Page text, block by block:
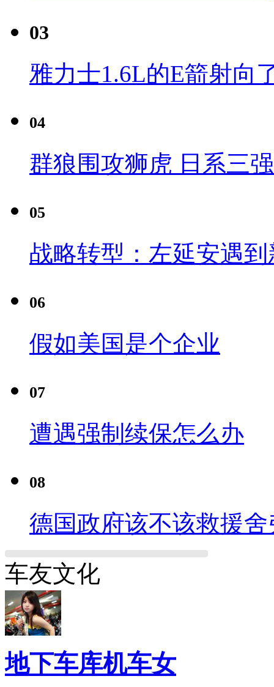
03
雅力士1.6L的E箭射向
04
群狼围攻狮虎 日系三
05
战略转型：左延安遇
06
假如美国是个企业
07
遭遇强制续保怎么办
08
德国政府该不该救援舍
车友文化
地下车库机车女